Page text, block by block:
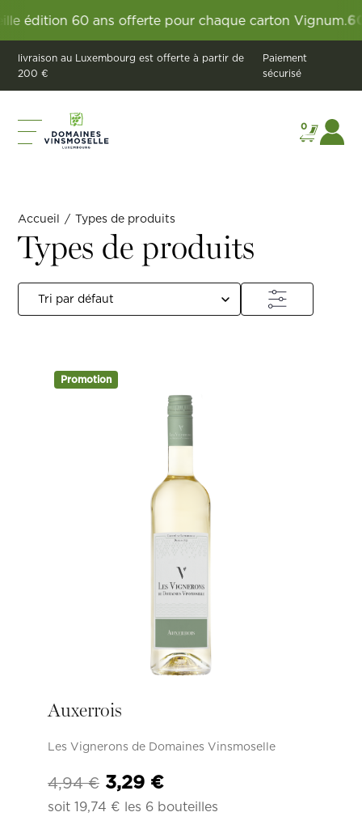
60 ans offerte pour chaque carton Vignum.60 ans
livraison au Luxembourg est offerte à partir de
200 €
Paiement
sécurisé
0
Accueil / Types de produits
Types de produits
Promotion
Auxerrois
Les Vignerons de Domaines Vinsmoselle
4,94€ Le
prix
3,29 €Le
prix
soit 19,74 € les 6 bouteilles